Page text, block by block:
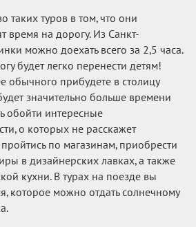
таких туров в том, что они
время на дорогу. Из Санкт-
можно доехать всего за 2,5 часа.
будет легко перенести детям!
обычного прибудете в столицу
значительно больше времени
обойти интересные
о которых не расскажет
по магазинам, приобрести
в дизайнерских лавках, а также
кухни. В турах на поезде вы
которое можно отдать солнечному